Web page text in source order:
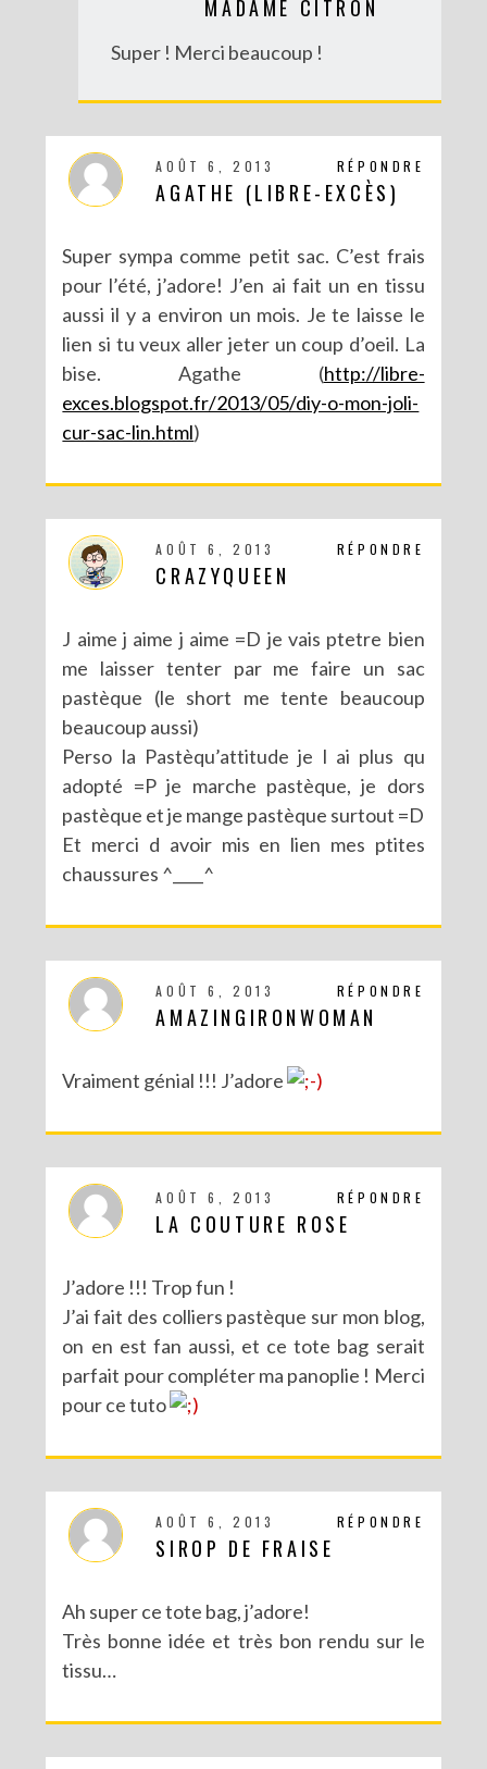
MADAME CITRON
Super ! Merci beaucoup !
RÉPONDRE
AOÛT 6, 2013
AGATHE (LIBRE-EXCÈS)
Super sympa comme petit sac. C’est frais
pour l’été, j’adore! J’en ai fait un en tissu
aussi il y a environ un mois. Je te laisse le
lien si tu veux aller jeter un coup d’oeil. La
bise. Agathe (http://libre-
exces.blogspot.fr/2013/05/diy-o-mon-joli-
cur-sac-lin.html)
RÉPONDRE
AOÛT 6, 2013
CRAZYQUEEN
J aime j aime j aime =D je vais ptetre bien
me laisser tenter par me faire un sac
pastèque (le short me tente beaucoup
beaucoup aussi)
Perso la Pastèqu’attitude je l ai plus qu
adopté =P je marche pastèque, je dors
pastèque et je mange pastèque surtout =D
Et merci d avoir mis en lien mes ptites
chaussures ^____^
RÉPONDRE
AOÛT 6, 2013
AMAZINGIRONWOMAN
Vraiment génial !!! J’adore
RÉPONDRE
AOÛT 6, 2013
LA COUTURE ROSE
J’adore !!! Trop fun !
J’ai fait des colliers pastèque sur mon blog,
on en est fan aussi, et ce tote bag serait
parfait pour compléter ma panoplie ! Merci
pour ce tuto
RÉPONDRE
AOÛT 6, 2013
SIROP DE FRAISE
Ah super ce tote bag, j’adore!
Très bonne idée et très bon rendu sur le
tissu…